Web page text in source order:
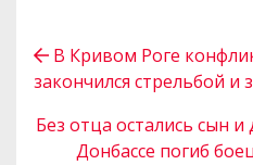
В Кривом Роге
закончился стрельбой и
Без отца остались сын
Донбассе погиб